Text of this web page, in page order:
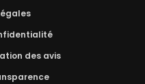
des avis